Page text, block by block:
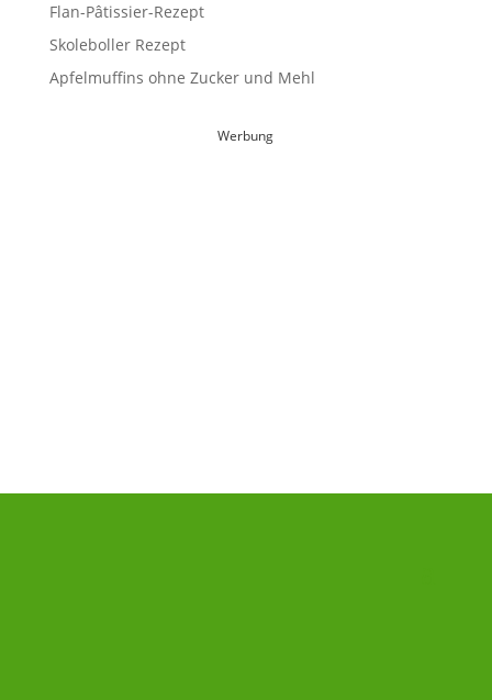
Flan-Pâtissier-Rezept
Skoleboller Rezept
Apfelmuffins ohne Zucker und Mehl
Werbung